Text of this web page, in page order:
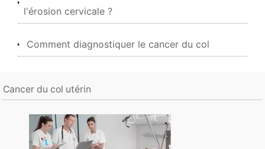
l'érosion cervicale ?
Comment diagnostiquer le cancer du col
Cancer du col utérin